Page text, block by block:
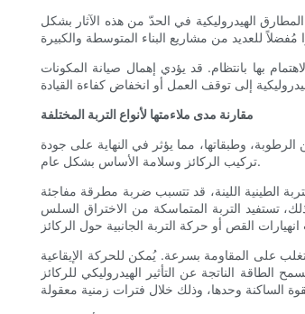
الهيدروليكية في الحدّ من هذه الآثار بشكل
بها بانتظام. قد يؤدي إهمال صيانة المكونات
مقارنة مدى ملاءمتها لأنواع التربة المختلفة
وطبقاتها، مما يؤثر في النهاية على جودة
تركيب الركائز وسلامة الأساس بشكل عام.
الطينية اللينة، قد تتسبب ضربة مطرقة مفاجئة
تستفيد التربة المتماسكة من الاختراق السلس
على المقاومة بسرعة. يُمكن للحركة الإيقاعية
الناتجة عن التأثير الهيدروليكي للركائز